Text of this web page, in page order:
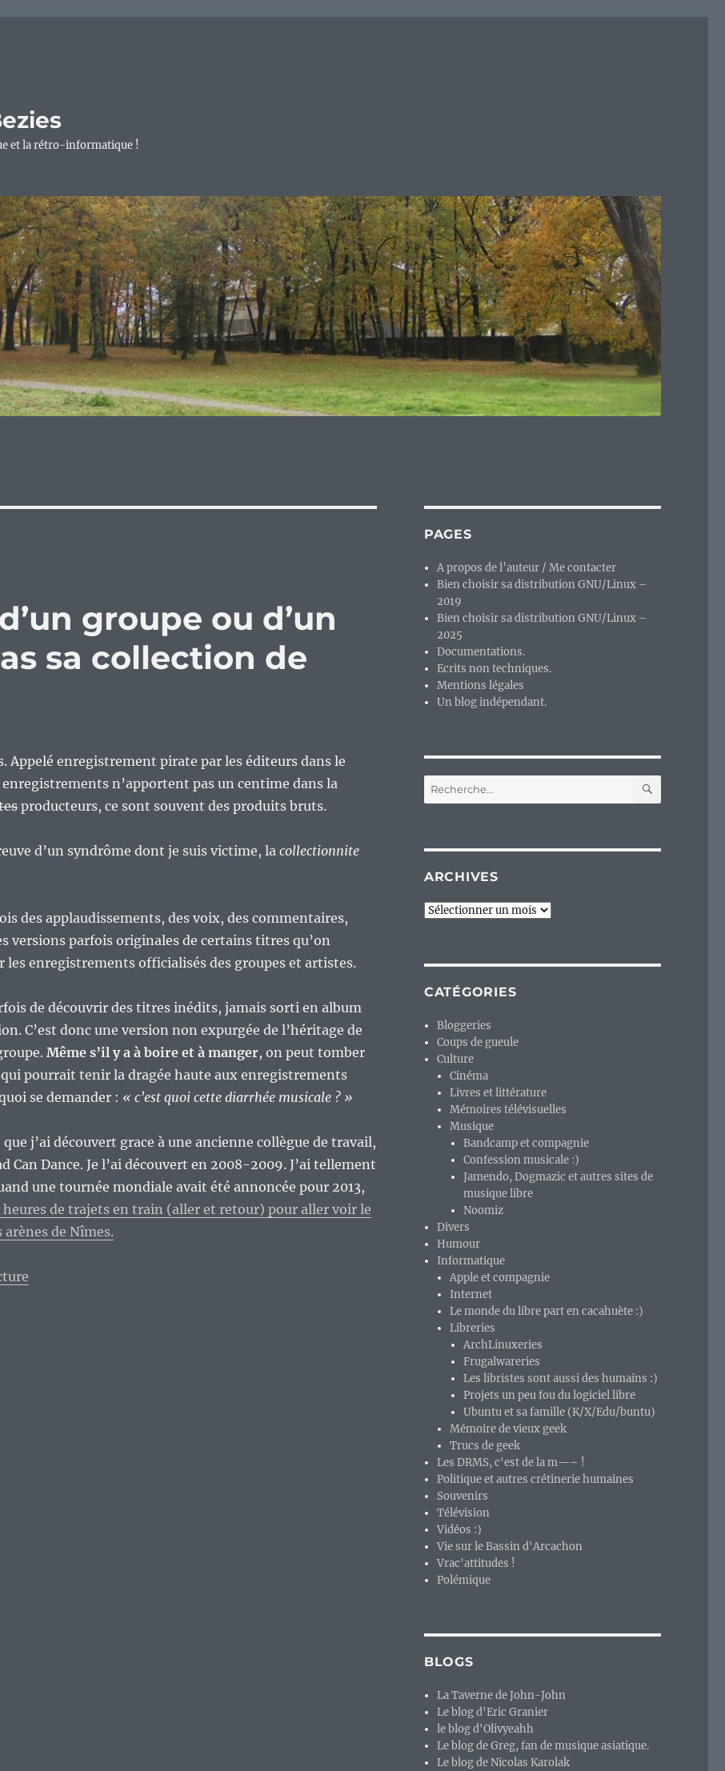
et la rétro-informatique !
groupe ou d’un
sa collection de
Appelé enregistrement pirate par les éditeurs dans le
enregistrements n’apportent pas un centime dans la
producteurs, ce sont souvent des produits bruts.
d’un syndrôme dont je suis victime, la collectionnite
des applaudissements, des voix, des commentaires,
versions parfois originales de certains titres qu’on
les enregistrements officialisés des groupes et artistes.
de découvrir des titres inédits, jamais sorti en album
C’est donc une version non expurgée de l’héritage de
Même s’il y a à boire et à manger, on peut tomber
pourrait tenir la dragée haute aux enregistrements
se demander : « c’est quoi cette diarrhée musicale ? »
j’ai découvert grace à une ancienne collègue de travail,
Can Dance. Je l’ai découvert en 2008-2009. J’ai tellement
une tournée mondiale avait été annoncée pour 2013,
heures de trajets en train (aller et retour) pour aller voir le
arènes de Nîmes.
de « La vraie richesse d’un groupe ou d’un artiste, n’est-ce pas sa collection de bootlegs ? »
PAGES
A propos de l’auteur / Me contacter
Bien choisir sa distribution GNU/Linux –
2019
Bien choisir sa distribution GNU/Linux –
2025
Documentations.
Ecrits non techniques.
Mentions légales
Un blog indépendant.
Recherche
pour :
ARCHIVES
Archives
CATÉGORIES
Bloggeries
Coups de gueule
Culture
Cinéma
Livres et littérature
Mémoires télévisuelles
Musique
Bandcamp et compagnie
Confession musicale :)
Jamendo, Dogmazic et autres sites de
musique libre
Noomiz
Divers
Humour
Informatique
Apple et compagnie
Internet
Le monde du libre part en cacahuète :)
Libreries
ArchLinuxeries
Frugalwareries
Les libristes sont aussi des humains :)
Projets un peu fou du logiciel libre
Ubuntu et sa famille (K/X/Edu/buntu)
Mémoire de vieux geek
Trucs de geek
Les DRMS, c'est de la m—– !
Politique et autres crétinerie humaines
Souvenirs
Télévision
Vidéos :)
Vie sur le Bassin d'Arcachon
Vrac'attitudes !
Polémique
BLOGS
La Taverne de John-John
Le blog d'Eric Granier
le blog d'Olivyeahh
Le blog de Greg, fan de musique asiatique.
Le blog de Nicolas Karolak